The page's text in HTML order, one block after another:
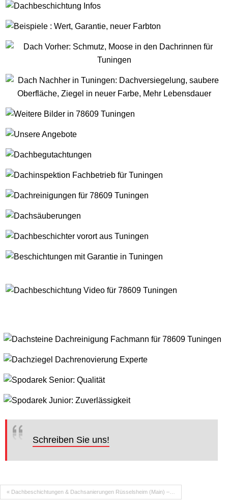
Schreiben Sie uns!
« Dachbeschichtungen & Dachsanierungen Rüsselsheim (Main) –…